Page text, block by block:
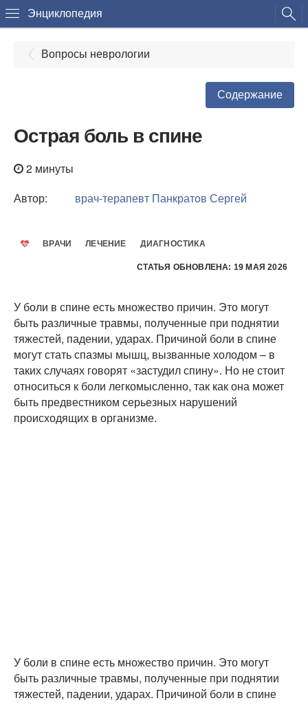
Энциклопедия
Вопросы неврологии
Содержание
Острая боль в спине
2 минуты
Автор:
врач-терапевт Панкратов Сергей
ВРАЧИ ЛЕЧЕНИЕ ДИАГНОСТИКА
СТАТЬЯ ОБНОВЛЕНА: 19 МАЯ 2026
У боли в спине есть множество причин. Это могут
быть различные травмы, полученные при поднятии
тяжестей, падении, ударах. Причиной боли в спине
могут стать спазмы мышц, вызванные холодом – в
таких случаях говорят «застудил спину». Но не стоит
относиться к боли легкомысленно, так как она может
быть предвестником серьезных нарушений
происходящих в организме.
У боли в спине есть множество причин. Это могут
быть различные травмы, полученные при поднятии
тяжестей, падении, ударах. Причиной боли в спине